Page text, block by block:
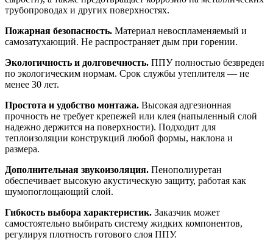
трубопроводах и других поверхностях.
Пожарная безопасность. Материал невоспламеняемый и
самозатухающий. Не распространяет дым при горении.
Экологичность и долговечность. ППУ полностью безвреден
по экологическим нормам. Срок службы утеплителя — не
менее 30 лет.
Простота и удобство монтажа. Высокая адгезионная
прочность не требует крепежей или клея (напыленный слой
надежно держится на поверхности). Подходит для
теплоизоляции конструкций любой формы, наклона и
размера.
Дополнительная звукоизоляция. Пенополиуретан
обеспечивает высокую акустическую защиту, работая как
шумопоглощающий слой.
Гибкость выбора характеристик. Заказчик может
самостоятельно выбирать систему жидких компонентов,
регулируя плотность готового слоя ППУ.